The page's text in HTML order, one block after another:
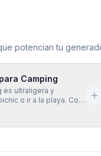
potencian tu
Camping
es ultraligera y
o ir a la playa. Con
un excelente apoyo